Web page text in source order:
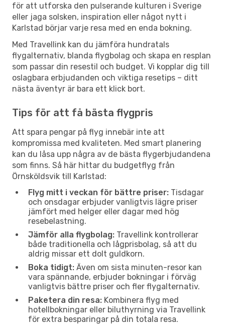
för att utforska den pulserande kulturen i Sverige
eller jaga solsken, inspiration eller något nytt i
Karlstad börjar varje resa med en enda bokning.
Med Travellink kan du jämföra hundratals
flygalternativ, blanda flygbolag och skapa en resplan
som passar din resestil och budget. Vi kopplar dig till
oslagbara erbjudanden och viktiga resetips – ditt
nästa äventyr är bara ett klick bort.
Tips för att få bästa flygpris
Att spara pengar på flyg innebär inte att
kompromissa med kvaliteten. Med smart planering
kan du låsa upp några av de bästa flygerbjudandena
som finns. Så här hittar du budgetflyg från
Örnsköldsvik till Karlstad:
Flyg mitt i veckan för bättre priser: Tisdagar
och onsdagar erbjuder vanligtvis lägre priser
jämfört med helger eller dagar med hög
resebelastning.
Jämför alla flygbolag: Travellink kontrollerar
både traditionella och lågprisbolag, så att du
aldrig missar ett dolt guldkorn.
Boka tidigt: Även om sista minuten-resor kan
vara spännande, erbjuder bokningar i förväg
vanligtvis bättre priser och fler flygalternativ.
Paketera din resa: Kombinera flyg med
hotellbokningar eller biluthyrning via Travellink
för extra besparingar på din totala resa.